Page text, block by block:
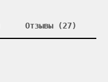
Отзывы (27)